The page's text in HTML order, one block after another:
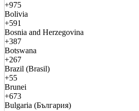
+975
Bolivia
+591
Bosnia and Herzegovina
+387
Botswana
+267
Brazil (Brasil)
+55
Brunei
+673
Bulgaria (България)